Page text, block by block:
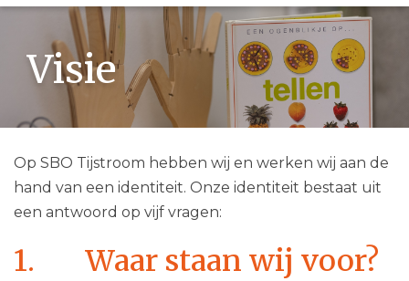
Visie
Op SBO Tijstroom hebben wij en werken wij aan de
hand van een identiteit. Onze identiteit bestaat uit
een antwoord op vijf vragen:
​1. Waar staan wij voor?